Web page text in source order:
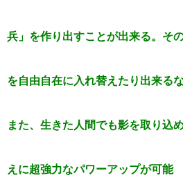
兵」を作り出すことが出来る。そ
を自由自在に入れ替えたり出来る
また、生きた人間でも影を取り込
えに超強力なパワーアップが可能